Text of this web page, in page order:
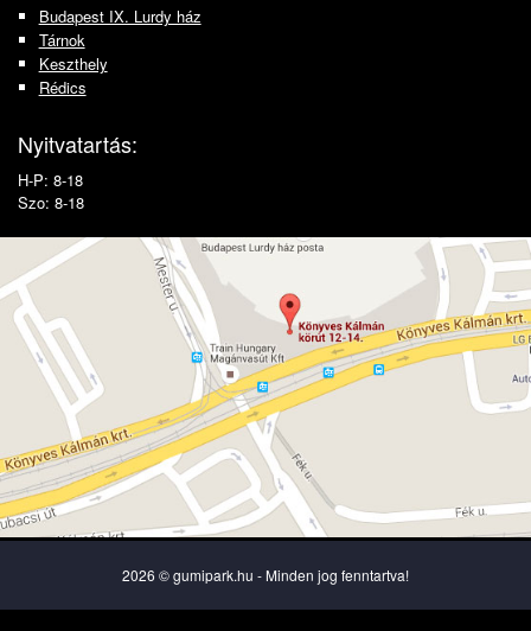
Budapest IX. Lurdy ház
Tárnok
Keszthely
Rédics
Nyitvatartás:
H-P: 8-18
Szo: 8-18
2026 © gumipark.hu - Minden jog fenntartva!